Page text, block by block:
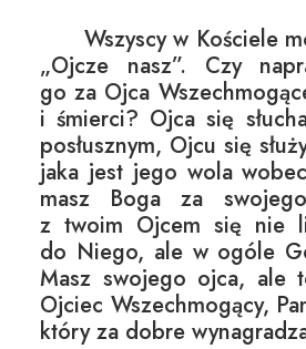
Wszyscy w Kościele
„Ojcze nasz”. Czy
go za Ojca
i śmierci? Ojca się
posłusznym, Ojcu się
jaka jest jego wola
masz Boga za
z twoim Ojcem się nie
do Niego, ale w ogóle
Masz swojego ojca, ale
Ojciec Wszechmogący,
który za dobre